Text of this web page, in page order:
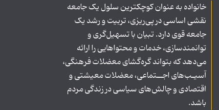
خانواده به عنوان کوچکترین سلول یک جامعه
نقشی اساسی در پی‌ریزی، تربیت و رشد یک
جامعه قوی دارد. تبیان با تسهیل‌گری و
توانمندسازی، خدمات و محتواهایی را ارائه
می‌دهد که بتواند گره‌گشای معضلات فرهنگی،
آسیـب‌های اجــتماعی، معضلات معیشتی و
اقتصادی و چالش‌های سیاسی در زندگی مردم
باشد.